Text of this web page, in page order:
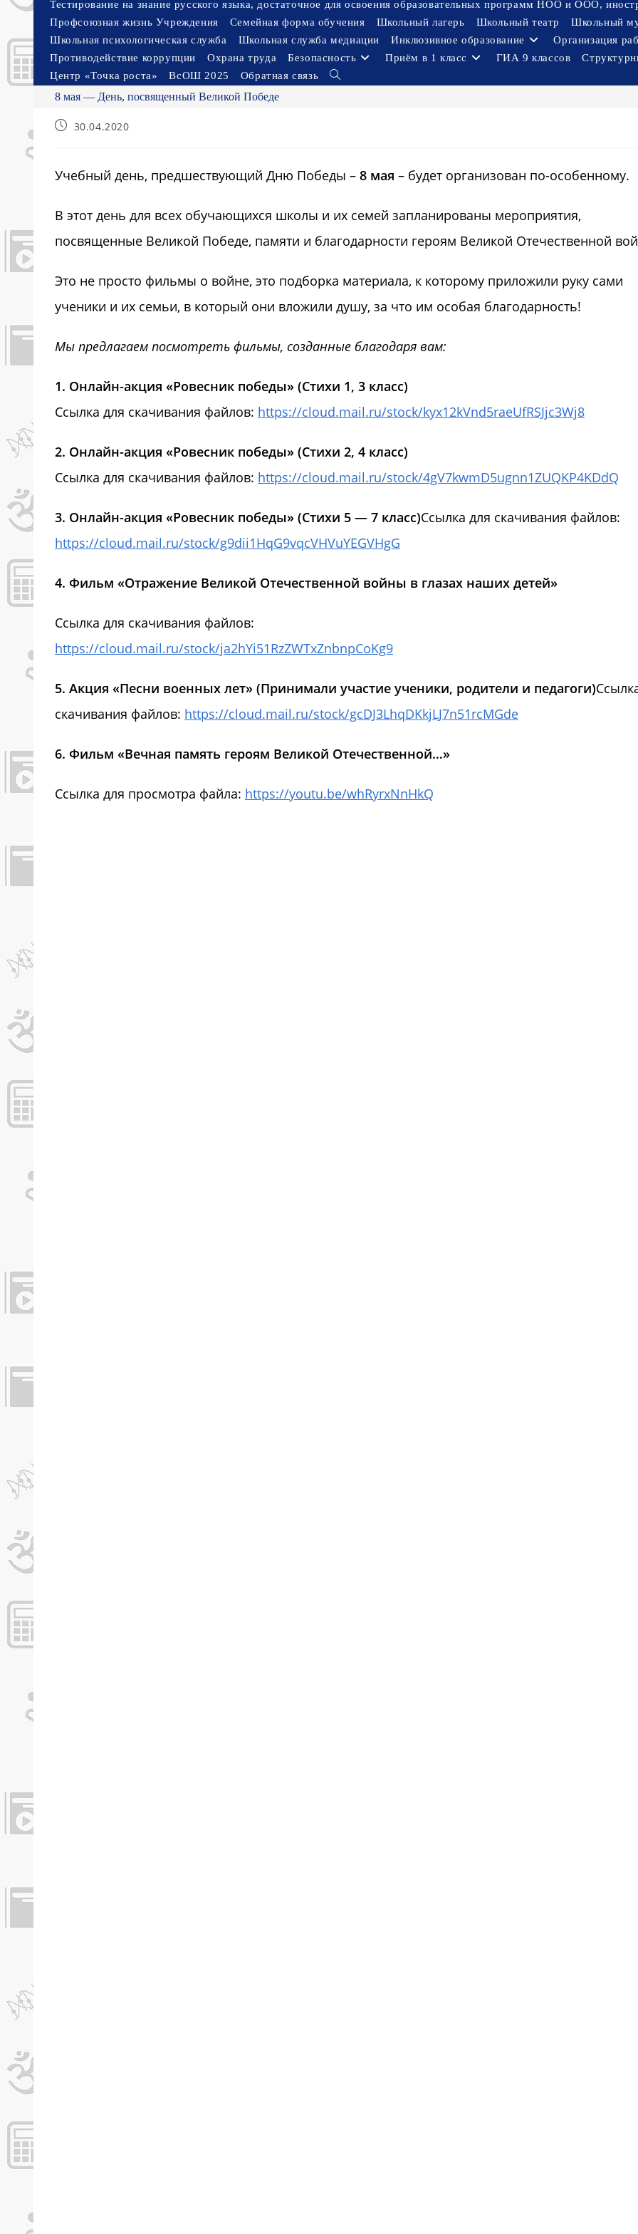
Тестирование на знание русского языка, достаточное для освоения образовательных программ НОО и ООО,
Профсоюзная жизнь Учреждения
Семейная форма обучения Школьный лагерь Школьный театр
Школьный
Школьная психологическая служба
Школьная служба медиации Инклюзивное образование
Организация
Противодействие коррупции
Охрана труда Безопасность Приём в 1 класс ГИА 9 классов
Центр «Точка роста»
ВсОШ 2025 Обратная связь
Переключить
8 мая — День, посвященный Великой Победе
Запись30.04.2020
Учебный день, предшествующий Дню Победы – 8 мая – будет организован по-особенному.
В этот день для всех обучающихся школы и их семей запланированы мероприятия,
посвященные Великой Победе, памяти и благодарности героям Великой Отечественной
Это не просто фильмы о войне, это подборка материала, к которому приложили руку сами
ученики и их семьи, в который они вложили душу, за что им особая благодарность!
Мы предлагаем посмотреть фильмы, созданные благодаря вам:
1. Онлайн-акция «Ровесник победы» (Стихи 1, 3 класс)
Ссылка для скачивания файлов: https://cloud.mail.ru/stock/kyx12kVnd5raeUfRSJjc3Wj8
2. Онлайн-акция «Ровесник победы» (Стихи 2, 4 класс)
Ссылка для скачивания файлов: https://cloud.mail.ru/stock/4gV7kwmD5ugnn1ZUQKP4KDdQ
3. Онлайн-акция «Ровесник победы» (Стихи 5 — 7 класс)Ссылка для скачивания файлов:
https://cloud.mail.ru/stock/g9dii1HqG9vqcVHVuYEGVHgG
4. Фильм «Отражение Великой Отечественной войны в глазах наших детей»
Ссылка для скачивания файлов:
https://cloud.mail.ru/stock/ja2hYi51RzZWTxZnbnpCoKg9
5. Акция «Песни военных лет» (Принимали участие ученики, родители и педагоги)
скачивания файлов: https://cloud.mail.ru/stock/gcDJ3LhqDKkjLJ7n51rcMGde
6. Фильм «Вечная память героям Великой Отечественной…»
Ссылка для просмотра файла: https://youtu.be/whRyrxNnHkQ